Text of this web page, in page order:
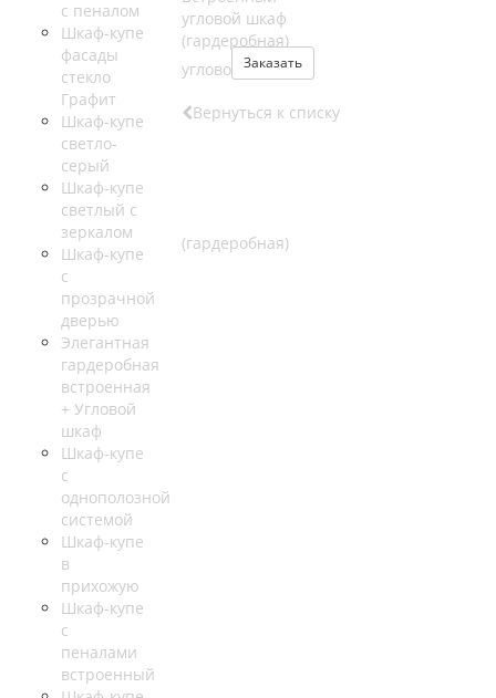
с пеналом
Шкаф-купе
фасады
стекло
Графит
Шкаф-купе
светло-
серый
Шкаф-купе
светлый с
зеркалом
Шкаф-купе
с
прозрачной
дверью
Элегантная
гардеробная
встроенная
+ Угловой
шкаф
Шкаф-купе
с
однополозной
системой
Шкаф-купе
в
прихожую
Шкаф-купе
с
пеналами
встроенный
угловой шкаф
(гардеробная)
Заказать
Вернуться к списку